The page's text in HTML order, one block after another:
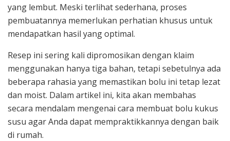
yang lembut. Meski terlihat sederhana, proses
pembuatannya memerlukan perhatian khusus untuk
mendapatkan hasil yang optimal.
Resep ini sering kali dipromosikan dengan klaim
menggunakan hanya tiga bahan, tetapi sebetulnya ada
beberapa rahasia yang memastikan bolu ini tetap lezat
dan moist. Dalam artikel ini, kita akan membahas
secara mendalam mengenai cara membuat bolu kukus
susu agar Anda dapat mempraktikkannya dengan baik
di rumah.